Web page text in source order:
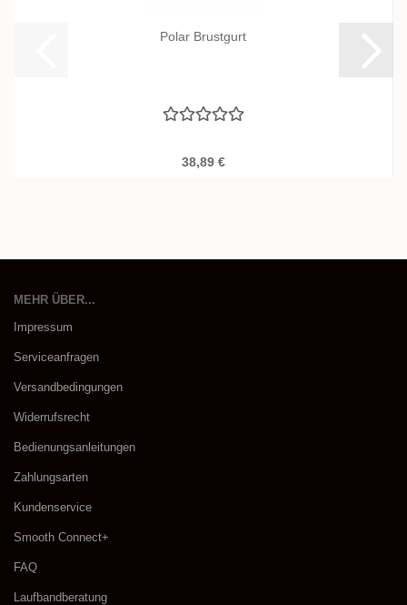
Polar Brustgurt
38,89 €
MEHR ÜBER...
Impressum
Serviceanfragen
Versandbedingungen
Widerrufsrecht
Bedienungsanleitungen
Zahlungsarten
Kundenservice
Smooth Connect+
FAQ
Laufbandberatung